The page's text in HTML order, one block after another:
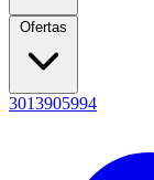
Ofertas
3013905994